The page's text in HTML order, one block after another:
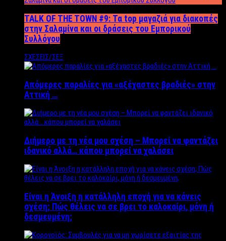
TALK OF THE TOWN #9: Τα top μαγαζιά για διακοπές
στην Σαλαμίνα και οι δράσεις του Εμπορικού
Συλλόγου
ΣΧΕΣΕΙΣ/ΣΕΞ
Απόμερες παραλίες για «αξέχαστες βραδιές» στην
Αττική …
Διήμερο με τη νέα μου σχέση – Μπορεί να φαντάζει
ιδανικό αλλά… κάπου μπορεί να χαλάσει
Είναι η Άνοιξη η κατάλληλη εποχή για να κάνεις
σχέση; Πώς θέλεις να σε βρει το καλοκαίρι, μόνη ή
δεσμευμένη;